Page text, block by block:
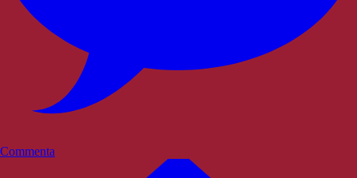
Commenta